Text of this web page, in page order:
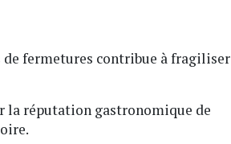
fermetures contribue à fragiliser
la réputation gastronomique de